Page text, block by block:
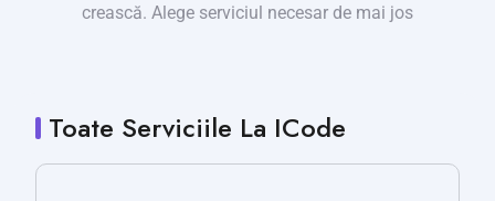
crească. Alege serviciul necesar de mai jos
Toate Serviciile La ICode